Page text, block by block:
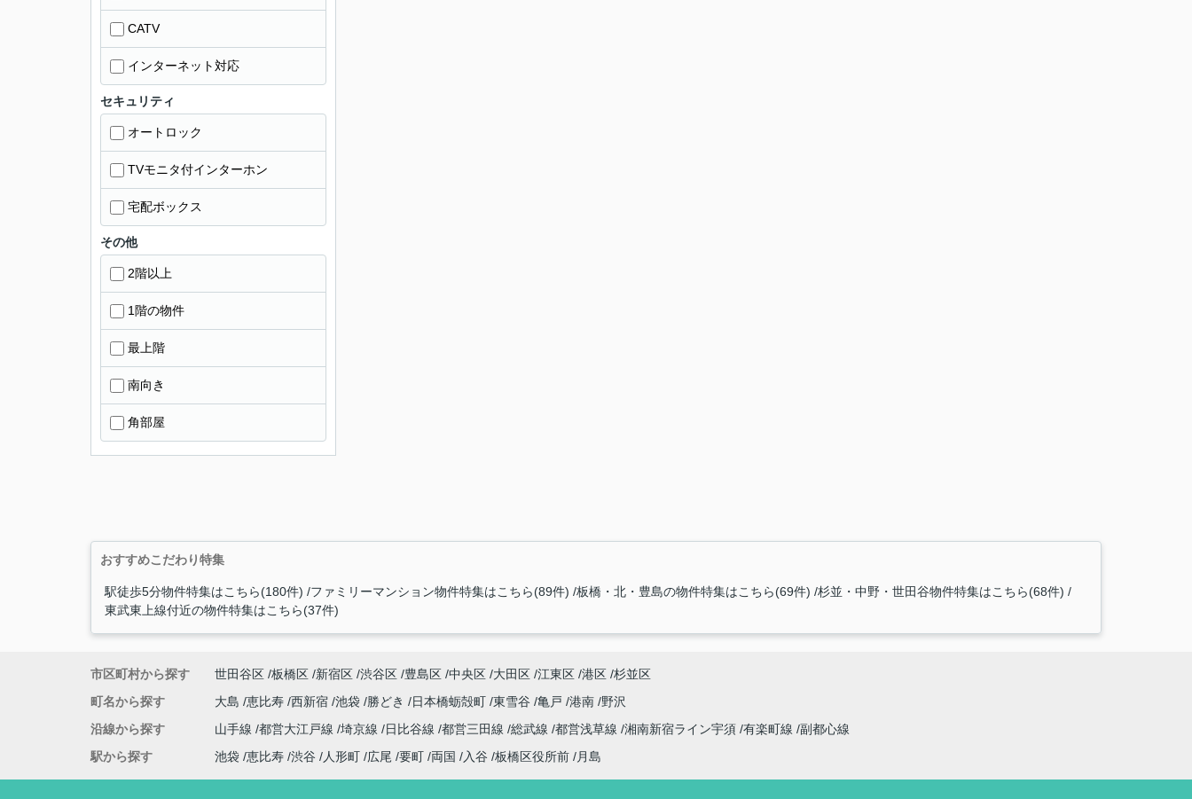
CATV
インターネット対応
セキュリティ
オートロック
TVモニタ付インターホン
宅配ボックス
その他
2階以上
1階の物件
最上階
南向き
角部屋
おすすめこだわり特集
駅徒歩5分物件特集はこちら(180件) ファミリーマンション物件特集はこちら(89件) 板橋・北・豊島の物件特集はこちら(69件) 杉並・中野・世田谷物件特集はこちら(68件)
東武東上線付近の物件特集はこちら(37件)
市区町村から探す 世田谷区 板橋区 新宿区 渋谷区 豊島区 中央区 大田区 江東区 港区 杉並区
町名から探す
大島 恵比寿 西新宿 池袋 勝どき 日本橋蛎殻町 東雪谷 亀戸 港南 野沢
沿線から探す
山手線 都営大江戸線 埼京線 日比谷線 都営三田線 総武線 都営浅草線 湘南新宿ライン宇須 有楽町線 副都心線
駅から探す
池袋 恵比寿 渋谷 人形町 広尾 要町 両国 入谷 板橋区役所前 月島